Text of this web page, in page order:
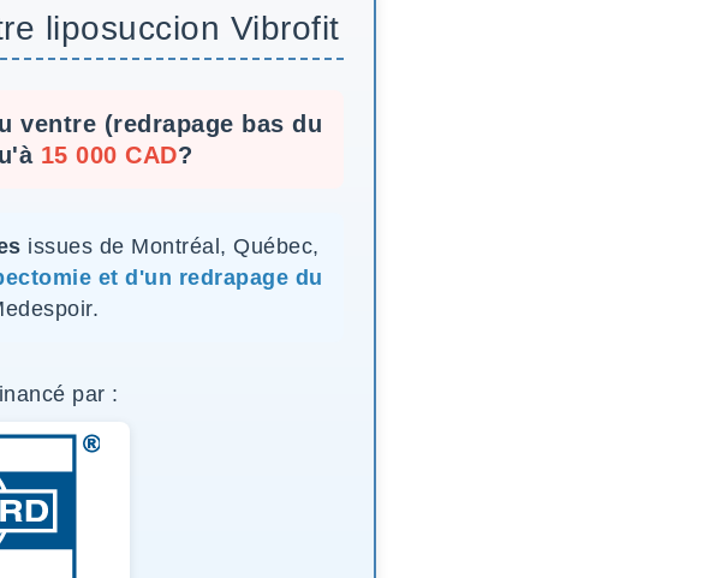
liposuccion Vibrofit
ventre (redrapage bas du
15 000 CAD?
issues de Montréal, Québec,
et d'un redrapage du
par :